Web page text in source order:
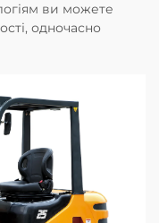
ви можете
одночасно